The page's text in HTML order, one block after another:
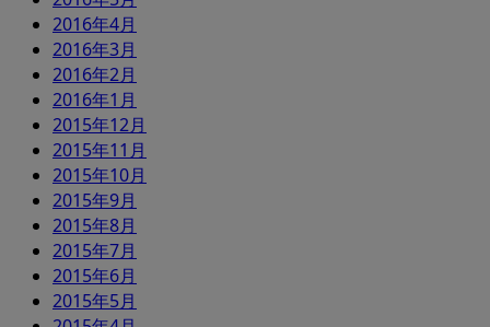
2016年4月
2016年3月
2016年2月
2016年1月
2015年12月
2015年11月
2015年10月
2015年9月
2015年8月
2015年7月
2015年6月
2015年5月